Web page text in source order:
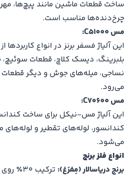
ساخت قطعات ماشین مانند پیچ‌ها،
چرخ‌دنده‌ها مناسب است.
مس C51000:
این آلیاژ فسفر برنز در انواع
بلبرینگ، دیسک کلاچ، قطعات
نساجی، میله‌های جوش و دیگر قطعات
می‌رود.
مس C70600:
این آلیاژ مس-نیکل برای ساخت
کندانسور، لوله‌های تقطیر و لوله‌های
می‌شود.
انواع فلز برنج
برنج دریاسالار (مِفرَغ):